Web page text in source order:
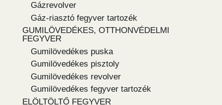
Gázrevolver
Gáz-riasztó fegyver tartozék
GUMILÖVEDÉKES, OTTHONVÉDELMI
FEGYVER
Gumilövedékes puska
Gumilövedékes pisztoly
Gumilövedékes revolver
Gumilövedékes fegyver tartozék
ELÖLTÖLTŐ FEGYVER